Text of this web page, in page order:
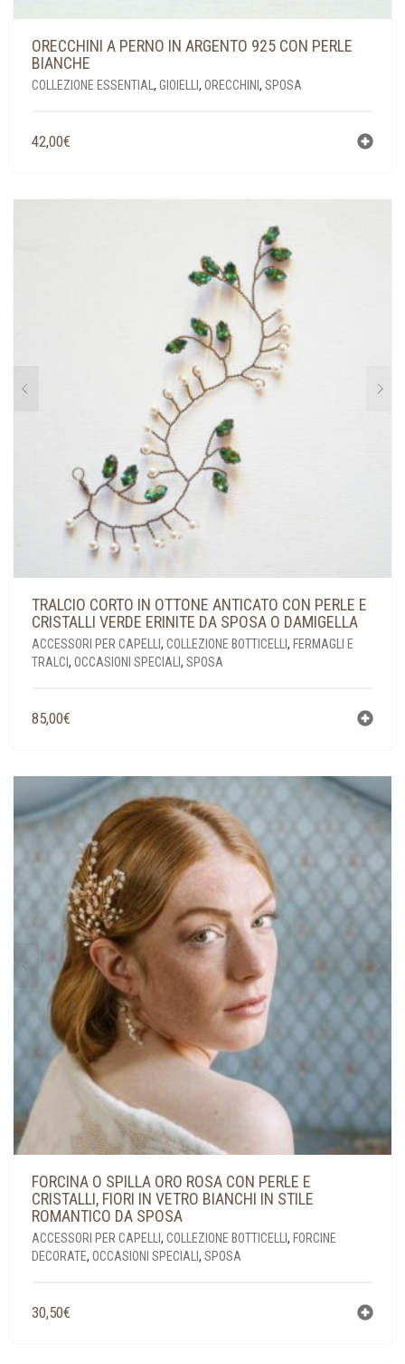
ORECCHINI A PERNO IN ARGENTO 925 CON PERLE
BIANCHE
COLLEZIONE ESSENTIAL , GIOIELLI , ORECCHINI , SPOSA
42,00€
TRALCIO CORTO IN OTTONE ANTICATO CON PERLE E
CRISTALLI VERDE ERINITE DA SPOSA O DAMIGELLA
ACCESSORI PER CAPELLI , COLLEZIONE BOTTICELLI , FERMAGLI E
TRALCI , OCCASIONI SPECIALI , SPOSA
85,00€
FORCINA O SPILLA ORO ROSA CON PERLE E
CRISTALLI, FIORI IN VETRO BIANCHI IN STILE
ROMANTICO DA SPOSA
ACCESSORI PER CAPELLI , COLLEZIONE BOTTICELLI , FORCINE
DECORATE, OCCASIONI SPECIALI , SPOSA
30,50€